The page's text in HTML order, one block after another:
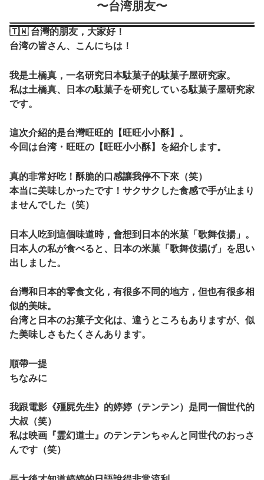
〜台湾朋友〜
🇹🇼 台灣的朋友，大家好！
台湾の皆さん、こんにちは！
我是土橋真，一名研究日本駄菓子的駄菓子屋研究家。
私は土橋真、日本の駄菓子を研究している駄菓子屋研究家
です。
這次介紹的是台灣旺旺的【旺旺小小酥】。
今回は台湾・旺旺の【旺旺小小酥】を紹介します。
真的非常好吃！酥脆的口感讓我停不下來（笑）
本当に美味しかったです！サクサクした食感で手が止まり
ませんでした（笑）
日本人吃到這個味道時，會想到日本的米菓「歌舞伎揚」。
日本人の私が食べると、日本の米菓「歌舞伎揚げ」を思い
出しました。
台灣和日本的零食文化，有很多不同的地方，但也有很多相
似的美味。
台湾と日本のお菓子文化は、違うところもありますが、似
た美味しさもたくさんあります。
順帶一提
ちなみに
我跟電影《殭屍先生》的婷婷（テンテン）是同一個世代的
大叔（笑）
私は映画『霊幻道士』のテンテンちゃんと同世代のおっさ
んです（笑）